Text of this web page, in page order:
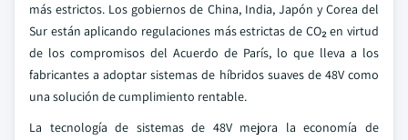
más estrictos. Los gobiernos de China, India, Japón y Corea del
Sur están aplicando regulaciones más estrictas de CO₂ en virtud
de los compromisos del Acuerdo de París, lo que lleva a los
fabricantes a adoptar sistemas de híbridos suaves de 48V como
una solución de cumplimiento rentable.
La tecnología de sistemas de 48V mejora la economía de